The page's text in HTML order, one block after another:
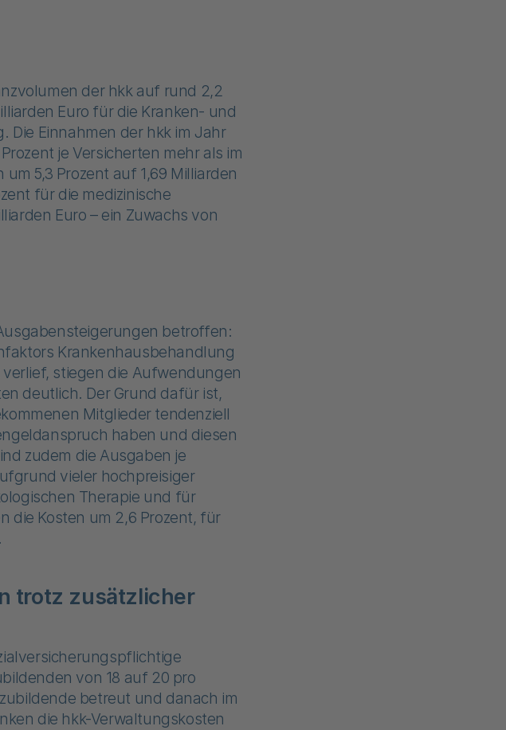
der hkk auf rund 2,2
Euro für die Kranken- und
Die Einnahmen der hkk im Jahr
je Versicherten mehr als im
5,3 Prozent auf 1,69 Milliarden
für die medizinische
Euro – ein Zuwachs von
betroffen:
Krankenhausbehandlung
stiegen die Aufwendungen
deutlich. Der Grund dafür ist,
Mitglieder tendenziell
haben und diesen
zudem die Ausgaben je
vieler hochpreisiger
Therapie und für
die Kosten um 2,6 Prozent, für
trotz zusätzlicher
von 18 auf 20 pro
betreut und danach im
die hkk-Verwaltungskosten